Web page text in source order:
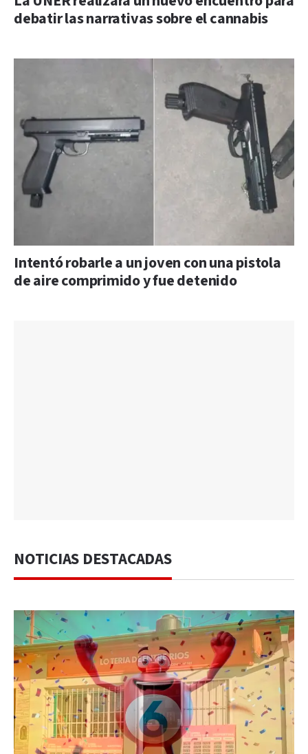
debatir las narrativas sobre el cannabis
Intentó robarle a un joven con una pistola
de aire comprimido y fue detenido
NOTICIAS DESTACADAS